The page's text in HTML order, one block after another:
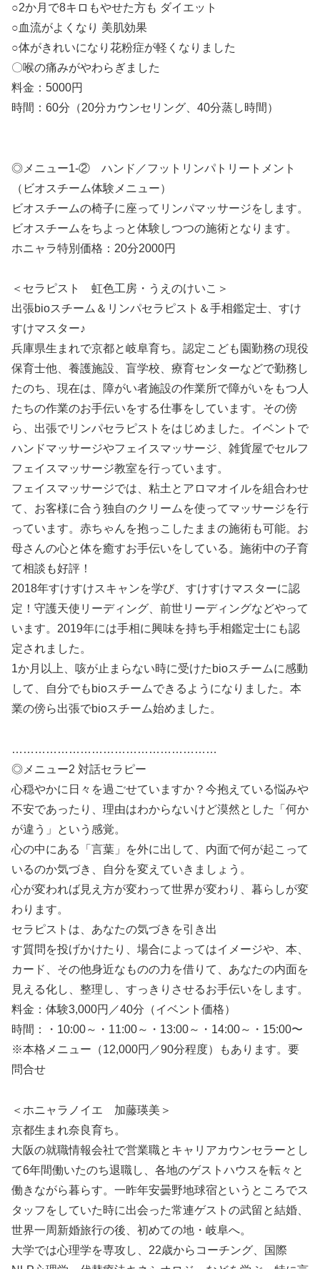
○2か月で8キロもやせた方も ダイエット
○血流がよくなり 美肌効果
○体がきれいになり花粉症が軽くなりました
〇喉の痛みがやわらぎました
料金：5000円
時間：60分（20分カウンセリング、40分蒸し時間）
◎メニュー1-② ハンド／フットリンパトリートメント
（ビオスチーム体験メニュー）
ビオスチームの椅子に座ってリンパマッサージをします。
ビオスチームをちよっと体験しつつの施術となります。
ホニャラ特別価格：20分2000円
＜セラピスト 虹色工房・うえのけいこ＞
出張bioスチーム＆リンパセラピスト＆手相鑑定士、すけ
すけマスター♪
兵庫県生まれで京都と岐阜育ち。認定こども園勤務の現役
保育士他、養護施設、盲学校、療育センターなどで勤務し
たのち、現在は、障がい者施設の作業所で障がいをもつ人
たちの作業のお手伝いをする仕事をしています。その傍
ら、出張でリンパセラピストをはじめました。イベントで
ハンドマッサージやフェイスマッサージ、雑貨屋でセルフ
フェイスマッサージ教室を行っています。
フェイスマッサージでは、粘土とアロマオイルを組合わせ
て、お客様に合う独自のクリームを使ってマッサージを行
っています。赤ちゃんを抱っこしたままの施術も可能。お
母さんの心と体を癒すお手伝いをしている。施術中の子育
て相談も好評！
2018年すけすけスキャンを学び、すけすけマスターに認
定！守護天使リーディング、前世リーディングなどやって
います。2019年には手相に興味を持ち手相鑑定士にも認
定されました。
1か月以上、咳が止まらない時に受けたbioスチームに感動
して、自分でもbioスチームできるようになりました。本
業の傍ら出張でbioスチーム始めました。
………………………………………………
◎メニュー2 対話セラピー
心穏やかに日々を過ごせていますか？今抱えている悩みや
不安であったり、理由はわからないけど漠然とした「何か
が違う」という感覚。
心の中にある「言葉」を外に出して、内面で何が起こって
いるのか気づき、自分を変えていきましょう。
心が変われば見え方が変わって世界が変わり、暮らしが変
わります。
セラピストは、あなたの気づきを引き出
す質問を投げかけたり、場合によってはイメージや、本、
カード、その他身近なものの力を借りて、あなたの内面を
見える化し、整理し、すっきりさせるお手伝いをします。
料金：体験3,000円／40分（イベント価格）
時間：・10:00～・11:00～・13:00～・14:00～・15:00〜
※本格メニュー（12,000円／90分程度）もあります。要
問合せ
＜ホニャラノイエ 加藤瑛美＞
京都生まれ奈良育ち。
大阪の就職情報会社で営業職とキャリアカウンセラーとし
て6年間働いたのち退職し、各地のゲストハウスを転々と
働きながら暮らす。一昨年安曇野地球宿というところでス
タッフをしていた時に出会った常連ゲストの武留と結婚、
世界一周新婚旅行の後、初めての地・岐阜へ。
大学では心理学を専攻し、22歳からコーチング、国際